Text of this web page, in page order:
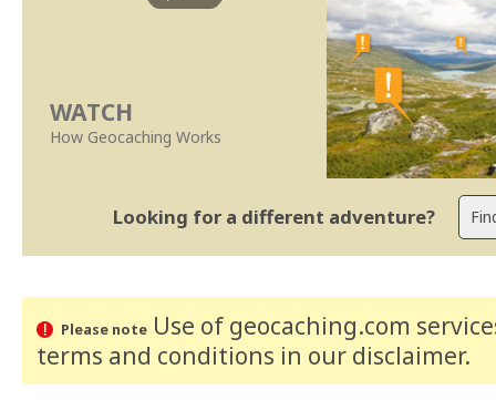
WATCH
How Geocaching Works
Looking for a different adventure?
Please noteUse of geocaching.com
terms and conditions in our disclaimer.